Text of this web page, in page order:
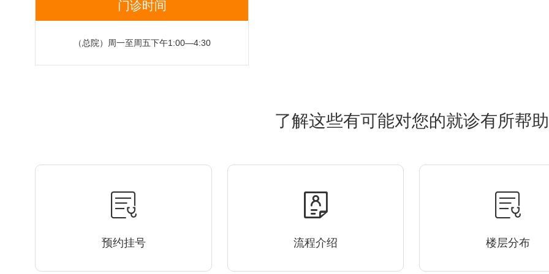
门诊时间
（总院）周一至周五下午1:00—4:30
了解这些有可能对您的就诊有所帮助
预约挂号 流程介绍 楼层分布